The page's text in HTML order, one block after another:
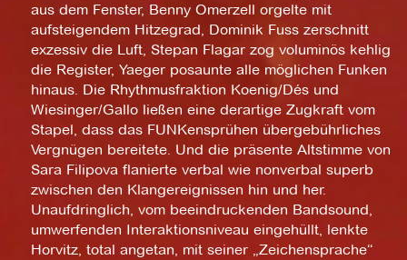
aus dem Fenster, Benny Omerzell orgelte mit
aufsteigendem Hitzegrad, Dominik Fuss zerschnitt
exzessiv die Luft, Stepan Flagar zog voluminös kehlig
die Register, Yaeger posaunte alle möglichen Funken
hinaus. Die Rhythmusfraktion Koenig/Dés und
Wiesinger/Gallo ließen eine derartige Zugkraft vom
Stapel, dass das FUNKensprühen übergebührliches
Vergnügen bereitete. Und die präsente Altstimme von
Sara Filipova flanierte verbal wie nonverbal superb
zwischen den Klangereignissen hin und her.
Unaufdringlich, vom beeindruckenden Bandsound,
umwerfenden Interaktionsniveau eingehüllt, lenkte
Horvitz, total angetan, mit seiner „Zeichensprache“